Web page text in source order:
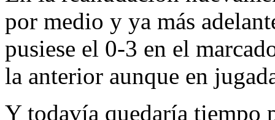
por medio y ya más
pusiese el 0-3 en el
la anterior aunque en
Y todavía quedaría tiempo